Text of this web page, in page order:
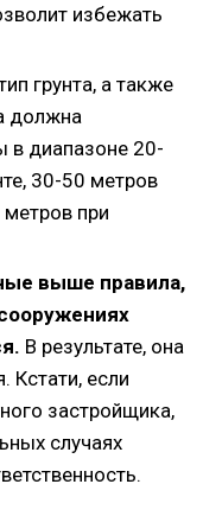
избежать
грунта, а также
должна
в диапазоне 20-
30-50 метров
при
выше правила,
В результате, она
Кстати, если
застройщика,
случаях